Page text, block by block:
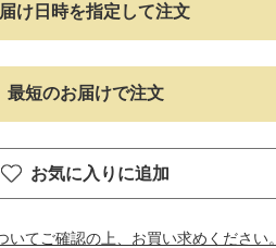
け日時を指定して注文
最短のお届けで注文
お気に入りに追加
いてご確認の上、お買い求めください。